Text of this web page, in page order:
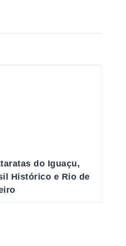
do Iguaçu,
Histórico e Rio de